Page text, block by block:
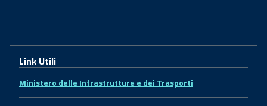
Link Utili
Ministero delle Infrastrutture e dei Trasporti